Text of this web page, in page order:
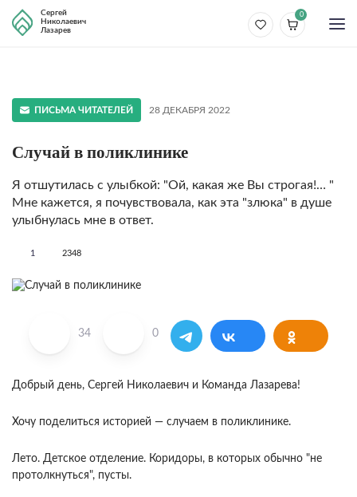
Сергей
Николаевич
Лазарев
0
ПИСЬМА ЧИТАТЕЛЕЙ 28 ДЕКАБРЯ 2022
Случай в поликлинике
Я отшутилась с улыбкой: "Ой, какая же Вы строгая!… "
Мне кажется, я почувствовала, как эта "злюка" в душе
улыбнулась мне в ответ.
1 2348
34 0
Добрый день, Сергей Николаевич и Команда Лазарева!
Хочу поделиться историей — случаем в поликлинике.
Лето. Детское отделение. Коридоры, в которых обычно "не
протолкнуться", пусты.